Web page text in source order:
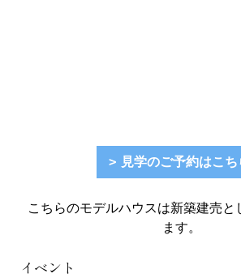
見学のご予約はこち
こちらのモデルハウスは新築建売と
ます。
イベント